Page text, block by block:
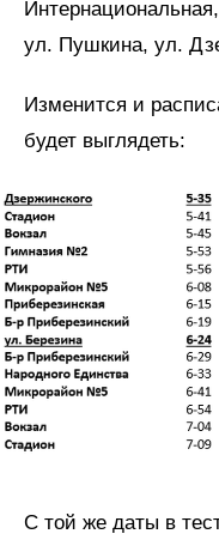
ул. Пушкина, ул.
Изменится и
будет выглядеть:
С той же даты в